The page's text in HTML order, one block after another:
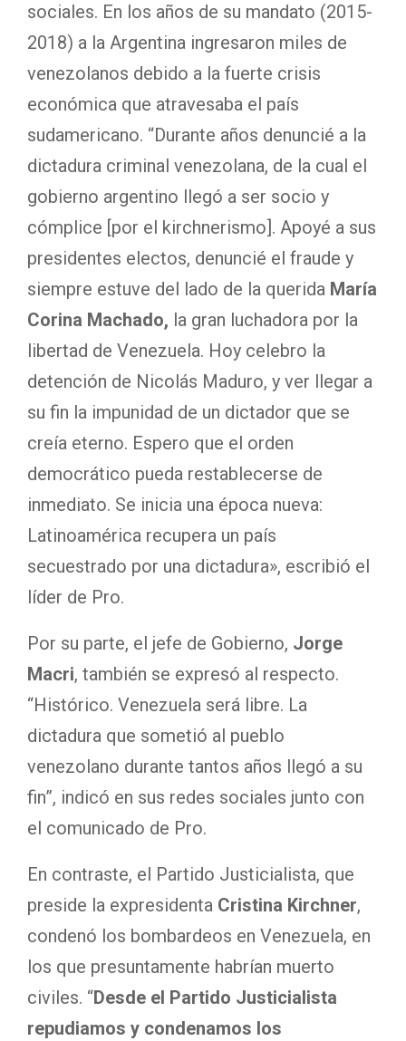
sociales. En los años de su mandato (2015-
2018) a la Argentina ingresaron miles de
venezolanos debido a la fuerte crisis
económica que atravesaba el país
sudamericano. “Durante años denuncié a la
dictadura criminal venezolana, de la cual el
gobierno argentino llegó a ser socio y
cómplice [por el kirchnerismo]. Apoyé a sus
presidentes electos, denuncié el fraude y
siempre estuve del lado de la querida María
Corina Machado, la gran luchadora por la
libertad de Venezuela. Hoy celebro la
detención de Nicolás Maduro, y ver llegar a
su fin la impunidad de un dictador que se
creía eterno. Espero que el orden
democrático pueda restablecerse de
inmediato. Se inicia una época nueva:
Latinoamérica recupera un país
secuestrado por una dictadura», escribió el
líder de Pro.
Por su parte, el jefe de Gobierno, Jorge
Macri, también se expresó al respecto.
“Histórico. Venezuela será libre. La
dictadura que sometió al pueblo
venezolano durante tantos años llegó a su
fin”, indicó en sus redes sociales junto con
el comunicado de Pro.
En contraste, el Partido Justicialista, que
preside la expresidenta Cristina Kirchner,
condenó los bombardeos en Venezuela, en
los que presuntamente habrían muerto
civiles. “Desde el Partido Justicialista
repudiamos y condenamos los